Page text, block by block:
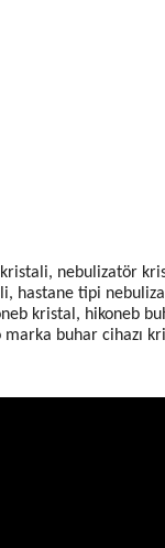
nebulizatör
hastane tipi
kristal, hikoneb
buhar cihazı